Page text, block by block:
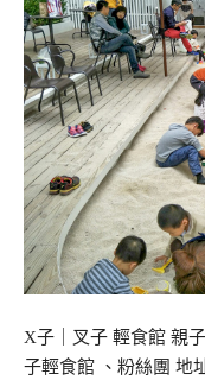
X子｜叉子 輕食館 親
子輕食館 、粉絲團 地